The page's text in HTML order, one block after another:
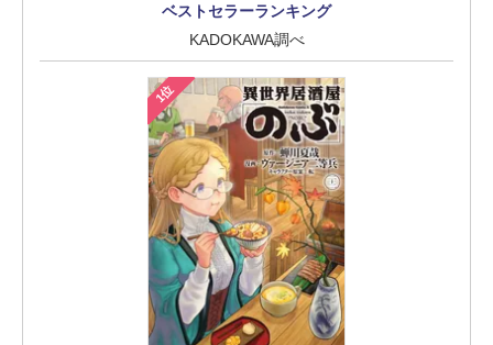
ベストセラーランキング
KADOKAWA調べ
1位